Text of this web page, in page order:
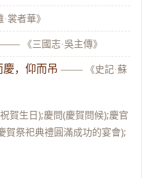
·裳者華》
《三國志·吳主傳》
慶，仰而吊 ——
《史記·蘇
賀生日);慶問(慶賀問候);慶官
賀祭祀典禮圓滿成功的宴會);